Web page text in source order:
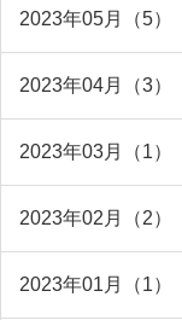
2023年05月（5）
2023年04月（3）
2023年03月（1）
2023年02月（2）
2023年01月（1）